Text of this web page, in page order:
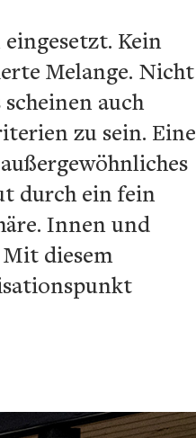
Kein
Melange. Nicht
auch
zu sein. Eine
durch ein fein
Innen und
Mit diesem